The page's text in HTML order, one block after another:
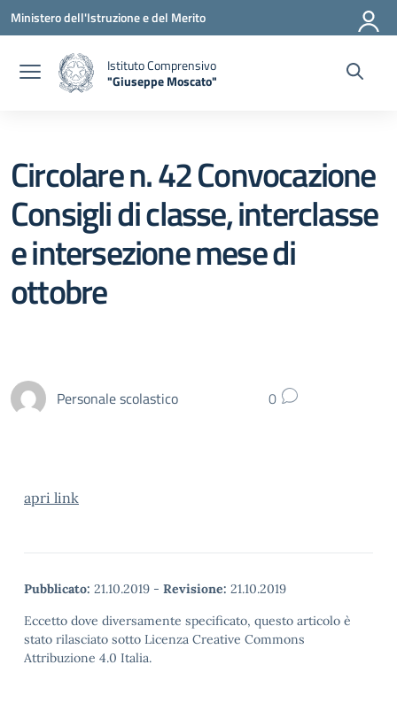
Vai ai contenuti
Vai al menu di navigazione
Vai al footer
Ministero dell'Istruzione e del Merito
Istituto Comprensivo
"Giuseppe Moscato"
Circolare n. 42 Convocazione
Consigli di classe, interclasse
e intersezione mese di
ottobre
Personale scolastico 0
apri link
Pubblicato: 21.10.2019 - Revisione: 21.10.2019
Eccetto dove diversamente specificato, questo articolo è
stato rilasciato sotto Licenza Creative Commons
Attribuzione 4.0 Italia.